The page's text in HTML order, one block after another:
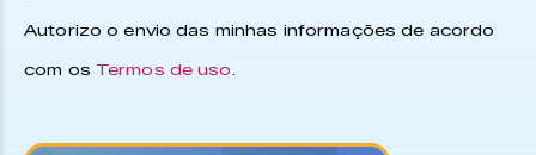
Autorizo o envio das minhas informações de acordo
com os Termos de uso.